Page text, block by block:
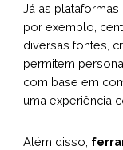
Já as
por exemplo,
diversas fontes,
permitem
com base em
uma experiência
Além disso,